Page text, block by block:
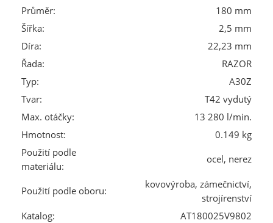
Průměr:
180 mm
Šířka:
2,5 mm
Díra:
22,23 mm
Řada:
RAZOR
Typ:
A30Z
Tvar:
T42 vydutý
Max. otáčky:
13 280 l/min.
Hmotnost:
0.149 kg
Použití podle
materiálu:
ocel, nerez
Použití podle oboru:
kovovýroba, zámečnictví,
strojírenství
Katalog:
AT180025V9802